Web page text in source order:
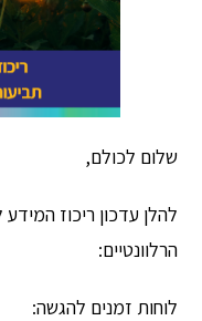
שלום לכולם,
להלן עדכון ריכוז
הרלוונטיים:
לוחות זמנים להגשה: